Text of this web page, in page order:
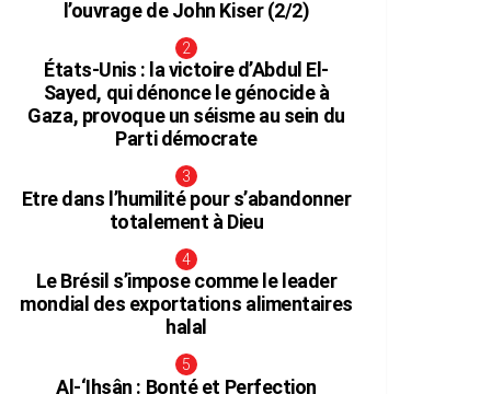
l’ouvrage de John Kiser (2/2)
États-Unis : la victoire d’Abdul El-
Sayed, qui dénonce le génocide à
Gaza, provoque un séisme au sein du
Parti démocrate
Etre dans l’humilité pour s’abandonner
totalement à Dieu
Le Brésil s’impose comme le leader
mondial des exportations alimentaires
halal
Al-‘Ihsân : Bonté et Perfection